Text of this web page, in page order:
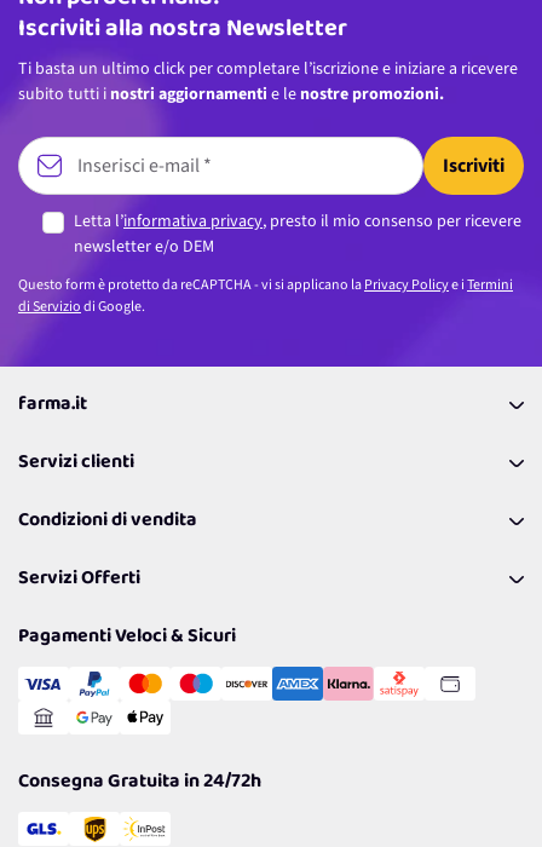
Iscriviti alla nostra Newsletter
Ti basta un ultimo click per completare l’iscrizione e iniziare a ricevere
subito tutti i nostri aggiornamenti e le nostre promozioni.
Iscriviti
Letta l’informativa privacy, presto il mio consenso per ricevere
newsletter e/o DEM
Questo form è protetto da reCAPTCHA - vi si applicano laPrivacy Policye iTermini
di Serviziodi Google.
farma.it
Coupon
Lavora con noi
Politiche per la parità di genere
Servizi clienti
Richiamami
Resi
Condizioni di vendita
Spedizioni
Cookie Policy
Gestisci Cookie
Servizi Offerti
Reso Facile e Veloce
Pagamenti Veloci & Sicuri
Consegna Gratuita in 24/72h